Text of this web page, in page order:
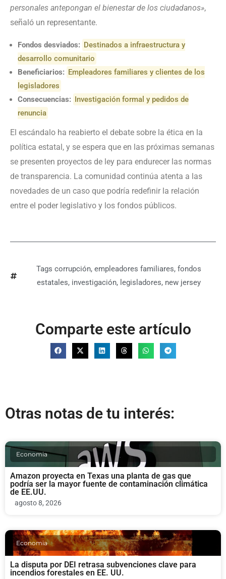
personales antepongan el bienestar de los ciudadanos»,
señaló un representante.
Fondos desviados: Destinados a infraestructura y
desarrollo comunitario
Beneficiarios: Empleadores familiares y clientes de los
legisladores
Consecuencias: Investigación formal y pedidos de
renuncia
El escándalo ha reabierto el debate sobre la ética en la
política estatal, y se espera que en las próximas semanas
se presenten proyectos de ley para endurecer las normas
de transparencia. La comunidad continúa atenta a las
novedades de un caso que podría redefinir la relación
entre el poder legislativo y los fondos públicos.
Tags corrupción, empleadores familiares, fondos
estatales, investigación, legisladores, new jersey
Comparte este artículo
Otras notas de tu interés:
Economia
Amazon proyecta en Texas una planta de gas que
podría ser la mayor fuente de contaminación climática
de EE.UU.
agosto 8, 2026
Economia
La disputa por DEI retrasa subvenciones clave para
incendios forestales en EE. UU.